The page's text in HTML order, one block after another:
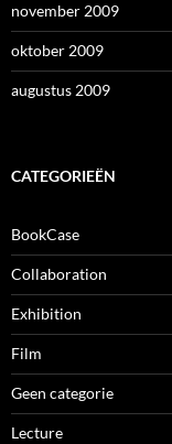
november 2009
oktober 2009
augustus 2009
CATEGORIEËN
BookCase
Collaboration
Exhibition
Film
Geen categorie
Lecture